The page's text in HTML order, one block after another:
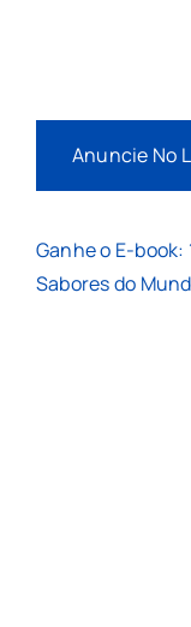
Anuncie No
Ganhe o E-
Sabores do